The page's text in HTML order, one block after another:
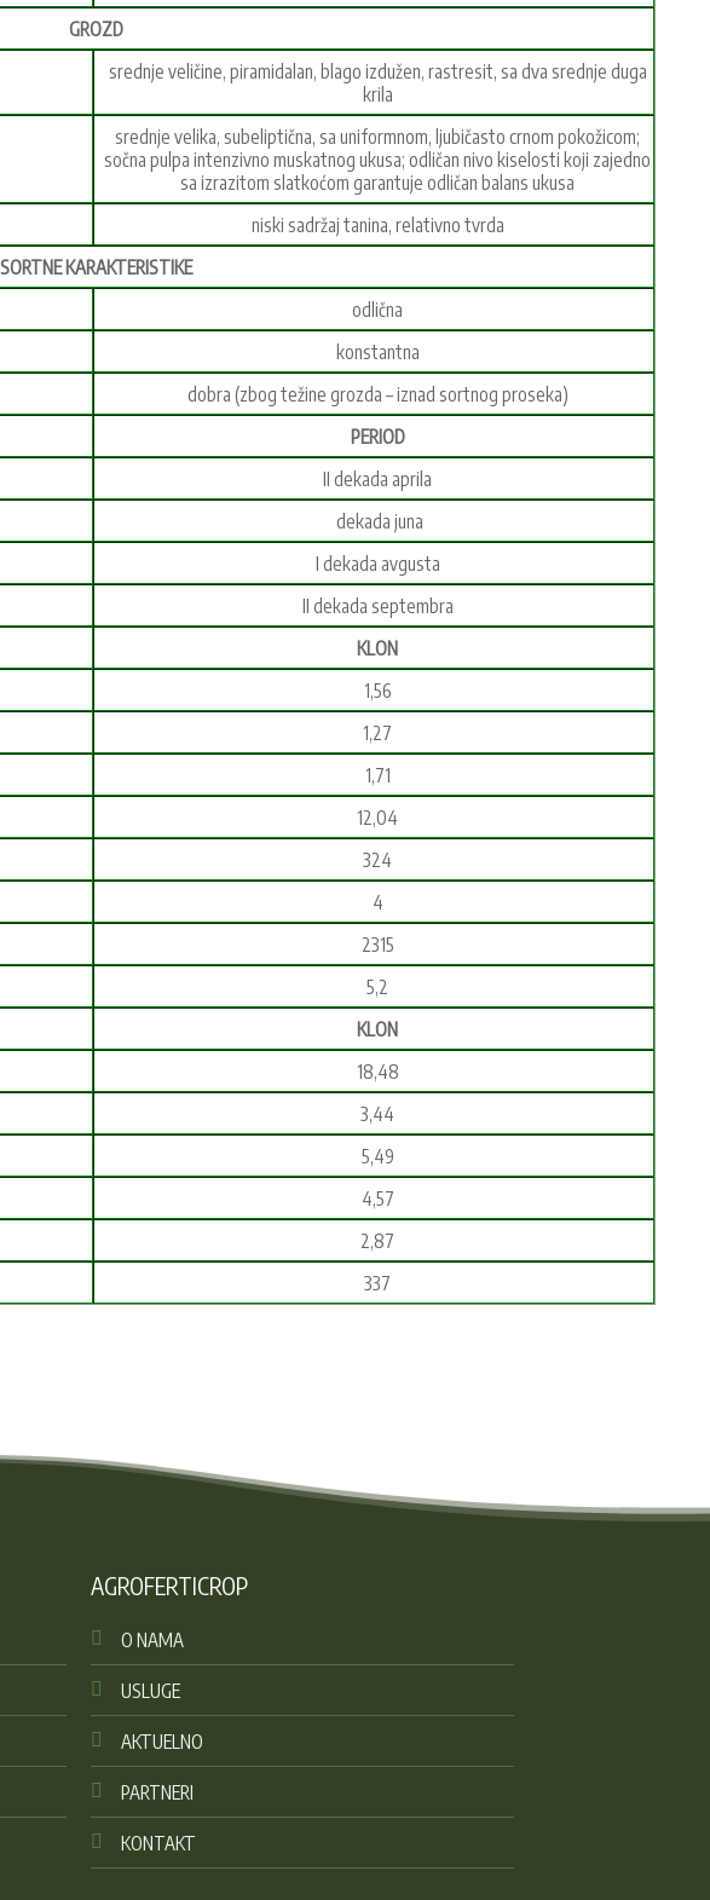
GROZD
srednje veličine, piramidalan, blago izdužen, rastresit, sa dva srednje duga
krila
srednje velika, subeliptična, sa uniformnom, ljubičasto crnom pokožicom;
sočna pulpa intenzivno muskatnog ukusa; odličan nivo kiselosti koji zajedno
sa izrazitom slatkoćom garantuje odličan balans ukusa
niski sadržaj tanina, relativno tvrda
SORTNE KARAKTERISTIKE
odlična
konstantna
dobra (zbog težine grozda – iznad sortnog proseka)
PERIOD
II dekada aprila
dekada juna
I dekada avgusta
II dekada septembra
KLON
1,56
1,27
1,71
12,04
324
4
2315
5,2
KLON
18,48
3,44
5,49
4,57
2,87
337
AGROFERTICROP
O NAMA
USLUGE
AKTUELNO
PARTNERI
KONTAKT